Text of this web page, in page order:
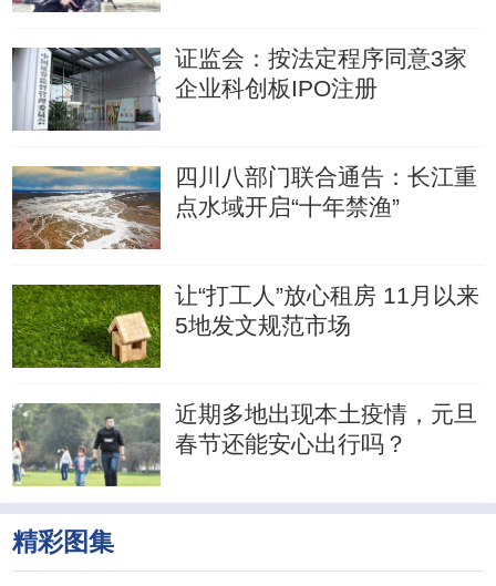
证监会：按法定程序同意3家
企业科创板IPO注册
四川八部门联合通告：长江重
点水域开启“十年禁渔”
让“打工人”放心租房 11月以来
5地发文规范市场
近期多地出现本土疫情，元旦
春节还能安心出行吗？
精彩图集